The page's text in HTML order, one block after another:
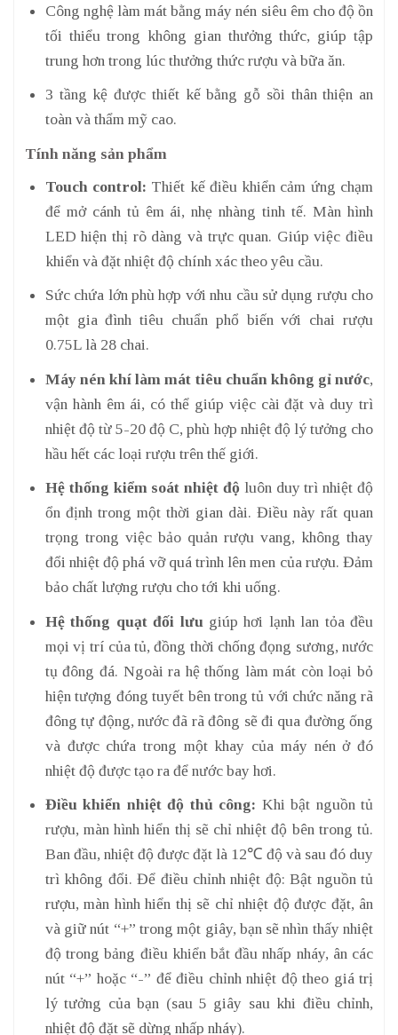
Công nghệ làm mát bằng máy nén siêu êm cho độ ồn
tối thiểu trong không gian thưởng thức, giúp tập
trung hơn trong lúc thưởng thức rượu và bữa ăn.
3 tầng kệ được thiết kế bằng gỗ sồi thân thiện an
toàn và thẩm mỹ cao.
Tính năng sản phẩm
Touch control: Thiết kế điều khiển cảm ứng chạm
để mở cánh tủ êm ái, nhẹ nhàng tinh tế. Màn hình
LED hiện thị rõ dàng và trực quan. Giúp việc điều
khiển và đặt nhiệt độ chính xác theo yêu cầu.
Sức chứa lớn phù hợp với nhu cầu sử dụng rượu cho
một gia đình tiêu chuẩn phổ biến với chai rượu
0.75L là 28 chai.
Máy nén khí làm mát tiêu chuẩn không gỉ nước,
vận hành êm ái, có thể giúp việc cài đặt và duy trì
nhiệt độ từ 5-20 độ C, phù hợp nhiệt độ lý tưởng cho
hầu hết các loại rượu trên thế giới.
Hệ thống kiểm soát nhiệt độ luôn duy trì nhiệt độ
ổn định trong một thời gian dài. Điều này rất quan
trọng trong việc bảo quản rượu vang, không thay
đổi nhiệt độ phá vỡ quá trình lên men của rượu. Đảm
bảo chất lượng rượu cho tới khi uống.
Hệ thống quạt đối lưu giúp hơi lạnh lan tỏa đều
mọi vị trí của tủ, đồng thời chống đọng sương, nước
tụ đông đá. Ngoài ra hệ thống làm mát còn loại bỏ
hiện tượng đóng tuyết bên trong tủ với chức năng rã
đông tự động, nước đã rã đông sẽ đi qua đường ống
và được chứa trong một khay của máy nén ở đó
nhiệt độ được tạo ra để nước bay hơi.
Điều khiển nhiệt độ thủ công: Khi bật nguồn tủ
rượu, màn hình hiển thị sẽ chỉ nhiệt độ bên trong tủ.
Ban đầu, nhiệt độ được đặt là 12℃ độ và sau đó duy
trì không đổi. Để điều chỉnh nhiệt độ: Bật nguồn tủ
rượu, màn hình hiển thị sẽ chỉ nhiệt độ được đặt, ân
và giữ nút “+” trong một giây, bạn sẽ nhìn thấy nhiệt
độ trong bảng điều khiển bắt đầu nhấp nháy, ân các
nút “+” hoặc “-” để điều chỉnh nhiệt độ theo giá trị
lý tưởng của bạn (sau 5 giây sau khi điều chỉnh,
nhiệt độ đặt sẽ dừng nhấp nháy).